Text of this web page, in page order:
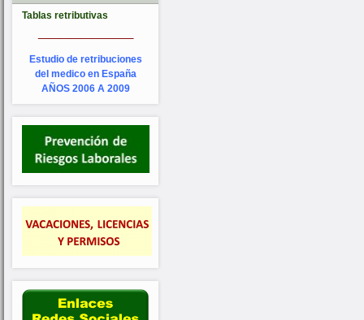
Tablas retributivas
Estudio de retribuciones
del medico en España
AÑOS 2006 A 2009